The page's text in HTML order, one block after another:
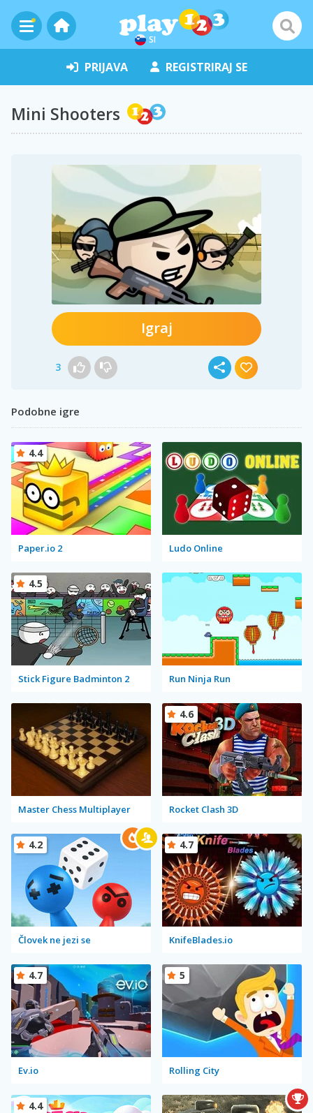
SI
PRIJAVA REGISTRIRAJ SE
Mini Shooters
Igraj
3
Podobne igre
Paper.io 2
4.4
Ludo Online
Stick Figure Badminton 2
4.5
Run Ninja Run
Master Chess Multiplayer Rocket Clash 3D
4.6
Človek ne jezi se
4.2
KnifeBlades.io
4.7
Ev.io
4.7
Rolling City
5
4.4